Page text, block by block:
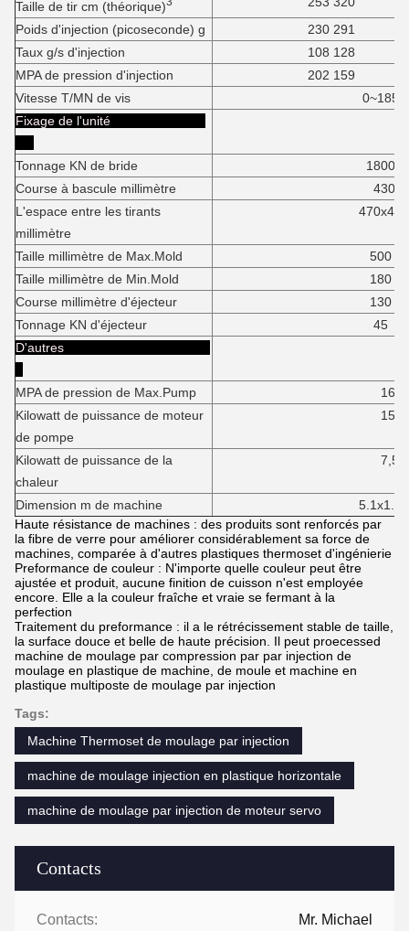
Contacts
Contacts: Mr. Michael
Taille de tir cm (théorique)
Poids d'injection (picoseconde) g
230 291
Taux g/s d'injection
108 128
MPA de pression d'injection
202 159
Vitesse T/MN de vis
0~185
Fixage de l'unité
Tonnage KN de bride
1800
Course à bascule millimètre
430
L'espace entre les tirants
millimètre
470x470
Taille millimètre de Max.Mold
500
Taille millimètre de Min.Mold
180
Course millimètre d'éjecteur
130
Tonnage KN d'éjecteur
45
D'autres
MPA de pression de Max.Pump
16
Kilowatt de puissance de moteur
de pompe
15
Kilowatt de puissance de la
chaleur
7,5
Dimension m de machine
Haute résistance de machines : des produits sont renforcés par
la fibre de verre pour améliorer considérablement sa force de
machines, comparée à d'autres plastiques thermoset d'ingénierie
Preformance de couleur : N'importe quelle couleur peut être
ajustée et produit, aucune finition de cuisson n'est employée
encore. Elle a la couleur fraîche et vraie se fermant à la
perfection
Traitement du preformance : il a le rétrécissement stable de taille,
la surface douce et belle de haute précision. Il peut proecessed
machine de moulage par compression par par injection de
moulage en plastique de machine, de moule et machine en
plastique multiposte de moulage par injection
Tags:
Machine Thermoset de moulage par injection
machine de moulage injection en plastique horizontale
machine de moulage par injection de moteur servo